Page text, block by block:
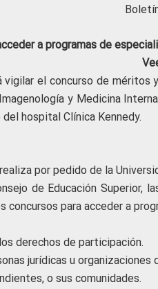
a programas de
vigilar el concurso de
y Medicina
hospital Clínica Kennedy.
por pedido de la
de Educación Superior,
concursos para acceder a
derechos de participación.
jurídicas u
o sus comunidades.